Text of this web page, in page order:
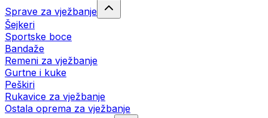
Sprave za vježbanje
Šejkeri
Sportske boce
Bandaže
Remeni za vježbanje
Gurtne i kuke
Peškiri
Rukavice za vježbanje
Ostala oprema za vježbanje